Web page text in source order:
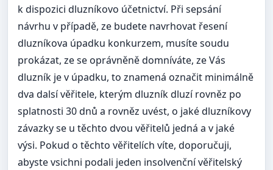
k dispozici dluzníkovo účetnictví. Při sepsání
návrhu v případě, ze budete navrhovat řesení
dluzníkova úpadku konkurzem, musíte soudu
prokázat, ze se oprávněně domníváte, ze Vás
dluzník je v úpadku, to znamená označit minimálně
dva dalsí věřitele, kterým dluzník dluzí rovněz po
splatnosti 30 dnů a rovněz uvést, o jaké dluzníkovy
závazky se u těchto dvou věřitelů jedná a v jaké
výsi. Pokud o těchto věřitelích víte, doporučuji,
abyste vsichni podali jeden insolvenční věřitelský